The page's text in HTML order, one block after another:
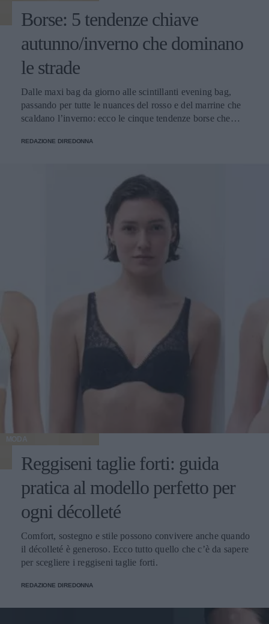
Borse: 5 tendenze chiave
autunno/inverno che dominano
le strade
Dalle maxi bag da giorno alle scintillanti evening bag,
passando per tutte le nuances del rosso e del marrine che
scaldano l’inverno: ecco le cinque tendenze borse che
REDAZIONE DIREDONNA
MODA
Reggiseni taglie forti: guida
pratica al modello perfetto per
ogni décolleté
Comfort, sostegno e stile possono convivere anche quando
il décolleté è generoso. Ecco tutto quello che c’è da sapere
per scegliere i reggiseni taglie forti.
REDAZIONE DIREDONNA